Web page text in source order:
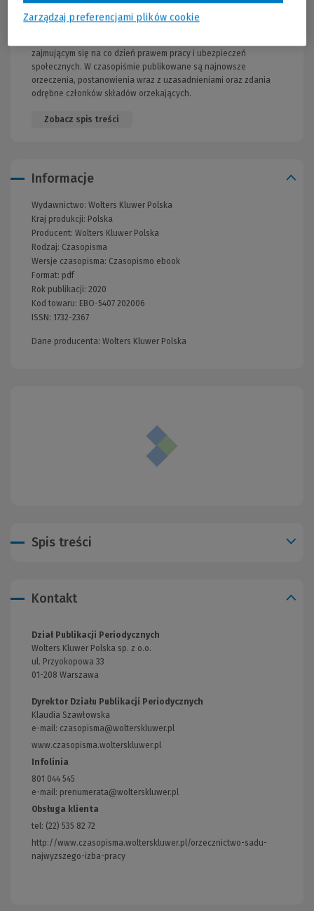
Oficjalny zbiór orzeczeń, wydawany na podstawie zarządzenia
zajmującym się na co dzień prawem pracy i ubezpieczeń
społecznych. W czasopiśmie publikowane są najnowsze
orzeczenia, postanowienia wraz z uzasadnieniami oraz zdania
odrębne członków składów orzekających.
Zobacz spis treści
Informacje
Wydawnictwo: Wolters Kluwer Polska
Kraj produkcji: Polska
Producent: Wolters Kluwer Polska
Rodzaj: Czasopisma
Wersje czasopisma: Czasopismo ebook
Format: pdf
Rok publikacji: 2020
Kod towaru: EBO-5407 202006
ISSN: 1732-2367
Dane producenta: Wolters Kluwer Polska
Spis treści
Kontakt
Dział Publikacji Periodycznych
Wolters Kluwer Polska sp. z o.o.
ul. Przyokopowa 33
01-208 Warszawa
Dyrektor Działu Publikacji Periodycznych
Klaudia Szawłowska
e-mail: czasopisma@wolterskluwer.pl
www.czasopisma.wolterskluwer.pl
Infolinia
801 044 545
e-mail: prenumerata@wolterskluwer.pl
Obsługa klienta
tel: (22) 535 82 72
http://www.czasopisma.wolterskluwer.pl/orzecznictwo-sadu-
najwyzszego-izba-pracy
Zarządzaj preferencjami plików cookie